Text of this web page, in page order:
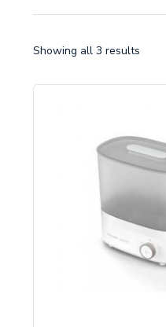
Showing all 3 results